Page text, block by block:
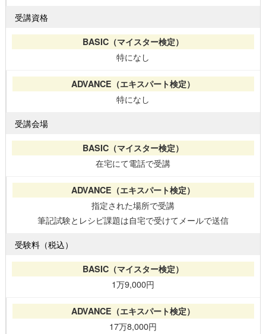
受講資格
特になし
特になし
受講会場
在宅にて電話で受講
指定された場所で受講
筆記試験とレシピ課題は自宅で受けてメールで送信
受験料（税込）
1万9,000円
17万8,000円